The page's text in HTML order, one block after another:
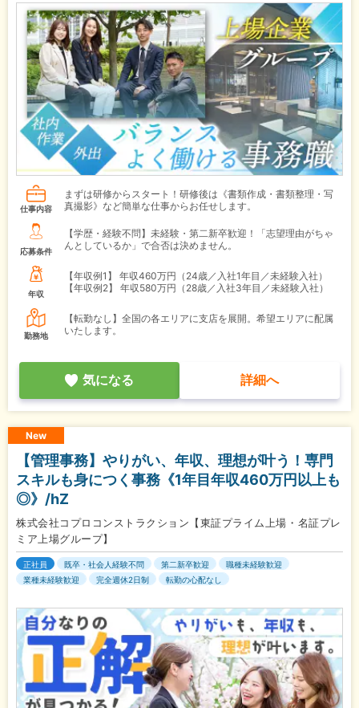
仕事内容
まずは研修からスタート！研修後は《書類作成・書類整理・写
真撮影》など簡単な仕事からお任せします。
応募条件
【学歴・経験不問】未経験・第二新卒歓迎！「志望理由がちゃ
んとしているか」で合否は決めません。
年収
【年収例1】
年収460万円（24歳／入社1年目／未経験入社）
【年収例2】
年収580万円（28歳／入社3年目／未経験入社）
勤務地
【転勤なし】全国の各エリアに支店を展開。希望エリアに配属
いたします。
気になる 詳細へ
New
【管理事務】やりがい、年収、理想が叶う！専門
スキルも身につく事務《1年目年収460万円以上も
◎》/hZ
株式会社コプロコンストラクション【東証プライム上場・名証プレ
ミア上場グループ】
正社員 既卒・社会人経験不問 第二新卒歓迎
職種未経験歓迎
業種未経験歓迎
完全週休2日制 転勤の心配なし